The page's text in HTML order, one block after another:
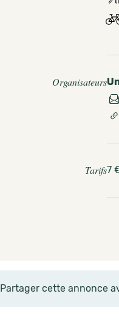
Organisateurs
Tarifs7
Partager cette annonce